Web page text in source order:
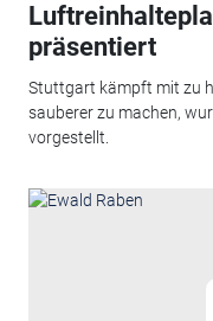
präsentiert
Stuttgart kämpft mit zu
sauberer zu machen,
vorgestellt.